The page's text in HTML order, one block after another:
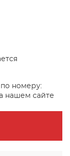
номеру:
нашем сайте